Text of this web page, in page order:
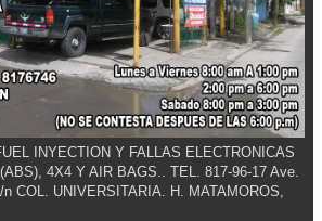
INYECTION Y FALLAS ELECTRONICAS
4X4 Y AIR BAGS.. TEL. 817-96-17 Ave.
COL. UNIVERSITARIA. H. MATAMOROS,